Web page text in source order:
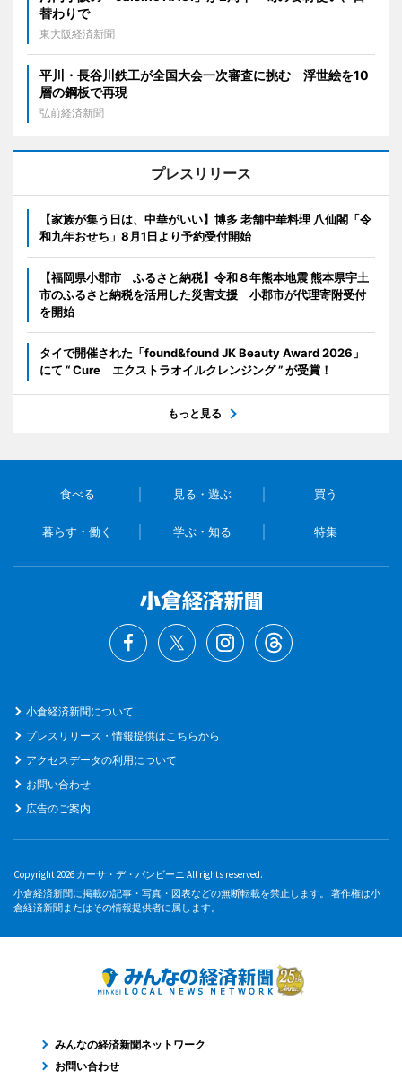
替わりで
東大阪経済新聞
平川・長谷川鉄工が全国大会一次審査に挑む 浮世絵を10
層の鋼板で再現
弘前経済新聞
プレスリリース
【家族が集う日は、中華がいい】博多 老舗中華料理 八仙閣「令
和九年おせち」8月1日より予約受付開始
【福岡県小郡市 ふるさと納税】令和８年熊本地震 熊本県宇土
市のふるさと納税を活用した災害支援 小郡市が代理寄附受付
を開始
タイで開催された「found&found JK Beauty Award 2026」
にて “ Cure エクストラオイルクレンジング ” が受賞！
もっと見る
食べる 見る・遊ぶ 買う
暮らす・働く 学ぶ・知る 特集
小倉経済新聞について
プレスリリース・情報提供はこちらから
アクセスデータの利用について
お問い合わせ
広告のご案内
Copyright 2026 カーサ・デ・バンビーニ All rights reserved.
小倉経済新聞に掲載の記事・写真・図表などの無断転載を禁止します。 著作権は小
倉経済新聞またはその情報提供者に属します。
みんなの経済新聞ネットワーク
お問い合わせ